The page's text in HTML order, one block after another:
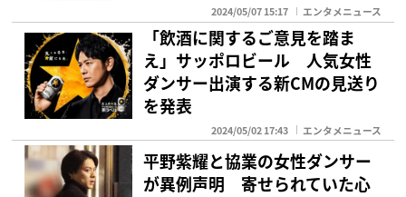
2024/05/07 15:17 エンタメニュース
「飲酒に関するご意見を踏ま
え」サッポロビール 人気女性
ダンサー出演する新CMの見送り
を発表
2024/05/02 17:43 エンタメニュース
平野紫耀と協業の女性ダンサー
が異例声明 寄せられていた心